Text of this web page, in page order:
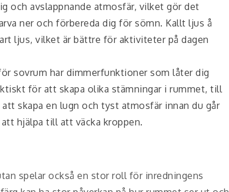
och avslappnande atmosfär, vilket gör det
ner och förbereda dig för sömn. Kallt ljus å
ljus, vilket är bättre för aktiviteter på dagen
sovrum har dimmerfunktioner som låter dig
för att skapa olika stämningar i rummet, till
skapa en lugn och tyst atmosfär innan du går
hjälpa till att väcka kroppen.
spelar också en stor roll för inredningens